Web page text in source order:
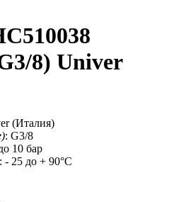
8) Univer
(Италия)
: G3/8
10 бар
- 25 до + 90°C